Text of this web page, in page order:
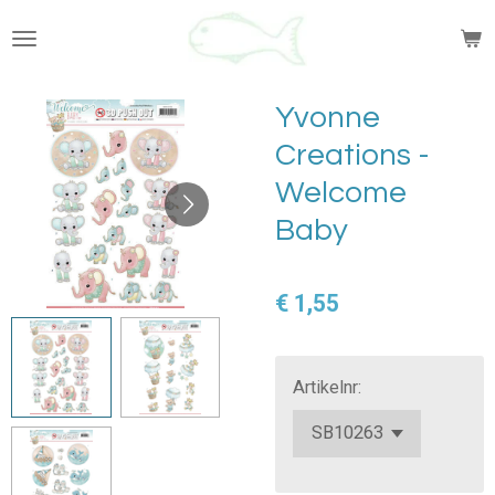
direct
hoofdinhoud
Yvonne
Creations -
Welcome
Baby
€ 1,55
Artikelnr: